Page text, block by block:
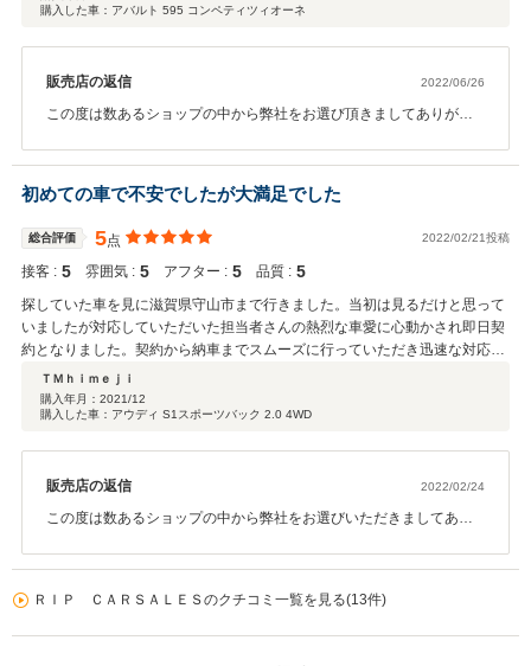
購入した車：アバルト 595 コンペティツィオーネ
販売店の返信 2022/06/26
この度は数あるショップの中から弊社をお選び頂きましてありがと
トが大好きですので、アバルトファンが増えて何よりです。 お近く
ですので今後のカスタムや整備など、なんでもお気軽にご相談下さ
いませ。 今後ともよろしくお願い致します。
初めての車で不安でしたが大満足でした
総合評価 5点 2022/02/21投稿
接客 : 5 雰囲気 : 5 アフター : 5 品質 : 5
探していた車を見に滋賀県守山市まで行きました。当初は見るだけと思って
いましたが対応していただいた担当者さんの熱烈な車愛に心動かされ即日契
約となりました。契約から納車までスムーズに行っていただき迅速な対応に
も大変満足しています。また、カスタムやチューニング等をすることがあり
ましたら是非、相談したいとおもう店舗さんです。
ＴＭｈｉｍｅｊｉ
購入年月： 2021/12
購入した車：アウディ S1スポーツバック 2.0 4WD
販売店の返信 2022/02/24
この度は数あるショップの中から弊社をお選びいただきましてあり
と味わって下さい。 お困りのことやメンテナンス、カスタムなどお
ＲＩＰ ＣＡＲＳＡＬＥＳのクチコミ一覧を見る(13件)